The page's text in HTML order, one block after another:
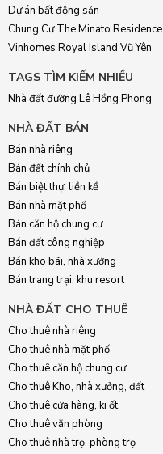
Dự án bất động sản
Chung Cư The Minato Residence
Vinhomes Royal Island Vũ Yên
TAGS TÌM KIẾM NHIỀU
Nhà đất đường Lê Hồng Phong
NHÀ ĐẤT BÁN
Bán nhà riêng
Bán đất chính chủ
Bán biệt thự, liền kề
Bán nhà mặt phố
Bán căn hộ chung cư
Bán đất công nghiệp
Bán kho bãi, nhà xưởng
Bán trang trại, khu resort
NHÀ ĐẤT CHO THUÊ
Cho thuê nhà riêng
Cho thuê nhà mặt phố
Cho thuê căn hộ chung cư
Cho thuê Kho, nhà xưởng, đất
Cho thuê cửa hàng, ki ốt
Cho thuê văn phòng
Cho thuê nhà trọ, phòng trọ